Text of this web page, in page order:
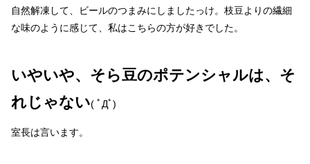
自然解凍して、ビールのつまみにしましたっけ。枝豆よりの繊細
な味のように感じて、私はこちらの方が好きでした。
いやいや、そら豆のポテンシャルは、そ
れじゃない( ﾟДﾟ)
室長は言います。